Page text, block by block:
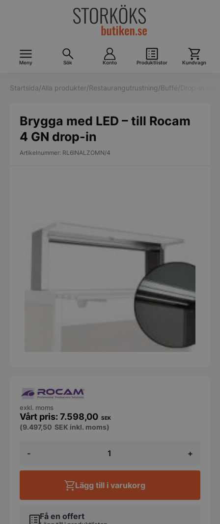
Meny Sök Konto Produktlistor Kundvagn
Startsida/Alla produkter/Restaurangutrustning/Buffé/Drop-in
Brygga med LED – till Rocam
4 GN drop-in
Artikelnummer: RL6INALZOMN/4
-
med
-
4
drop-
+
7.598,00 SEK
exkl. moms
(9.497,50 SEK inkl. moms)
Få en offert
Lägg till i varukorg